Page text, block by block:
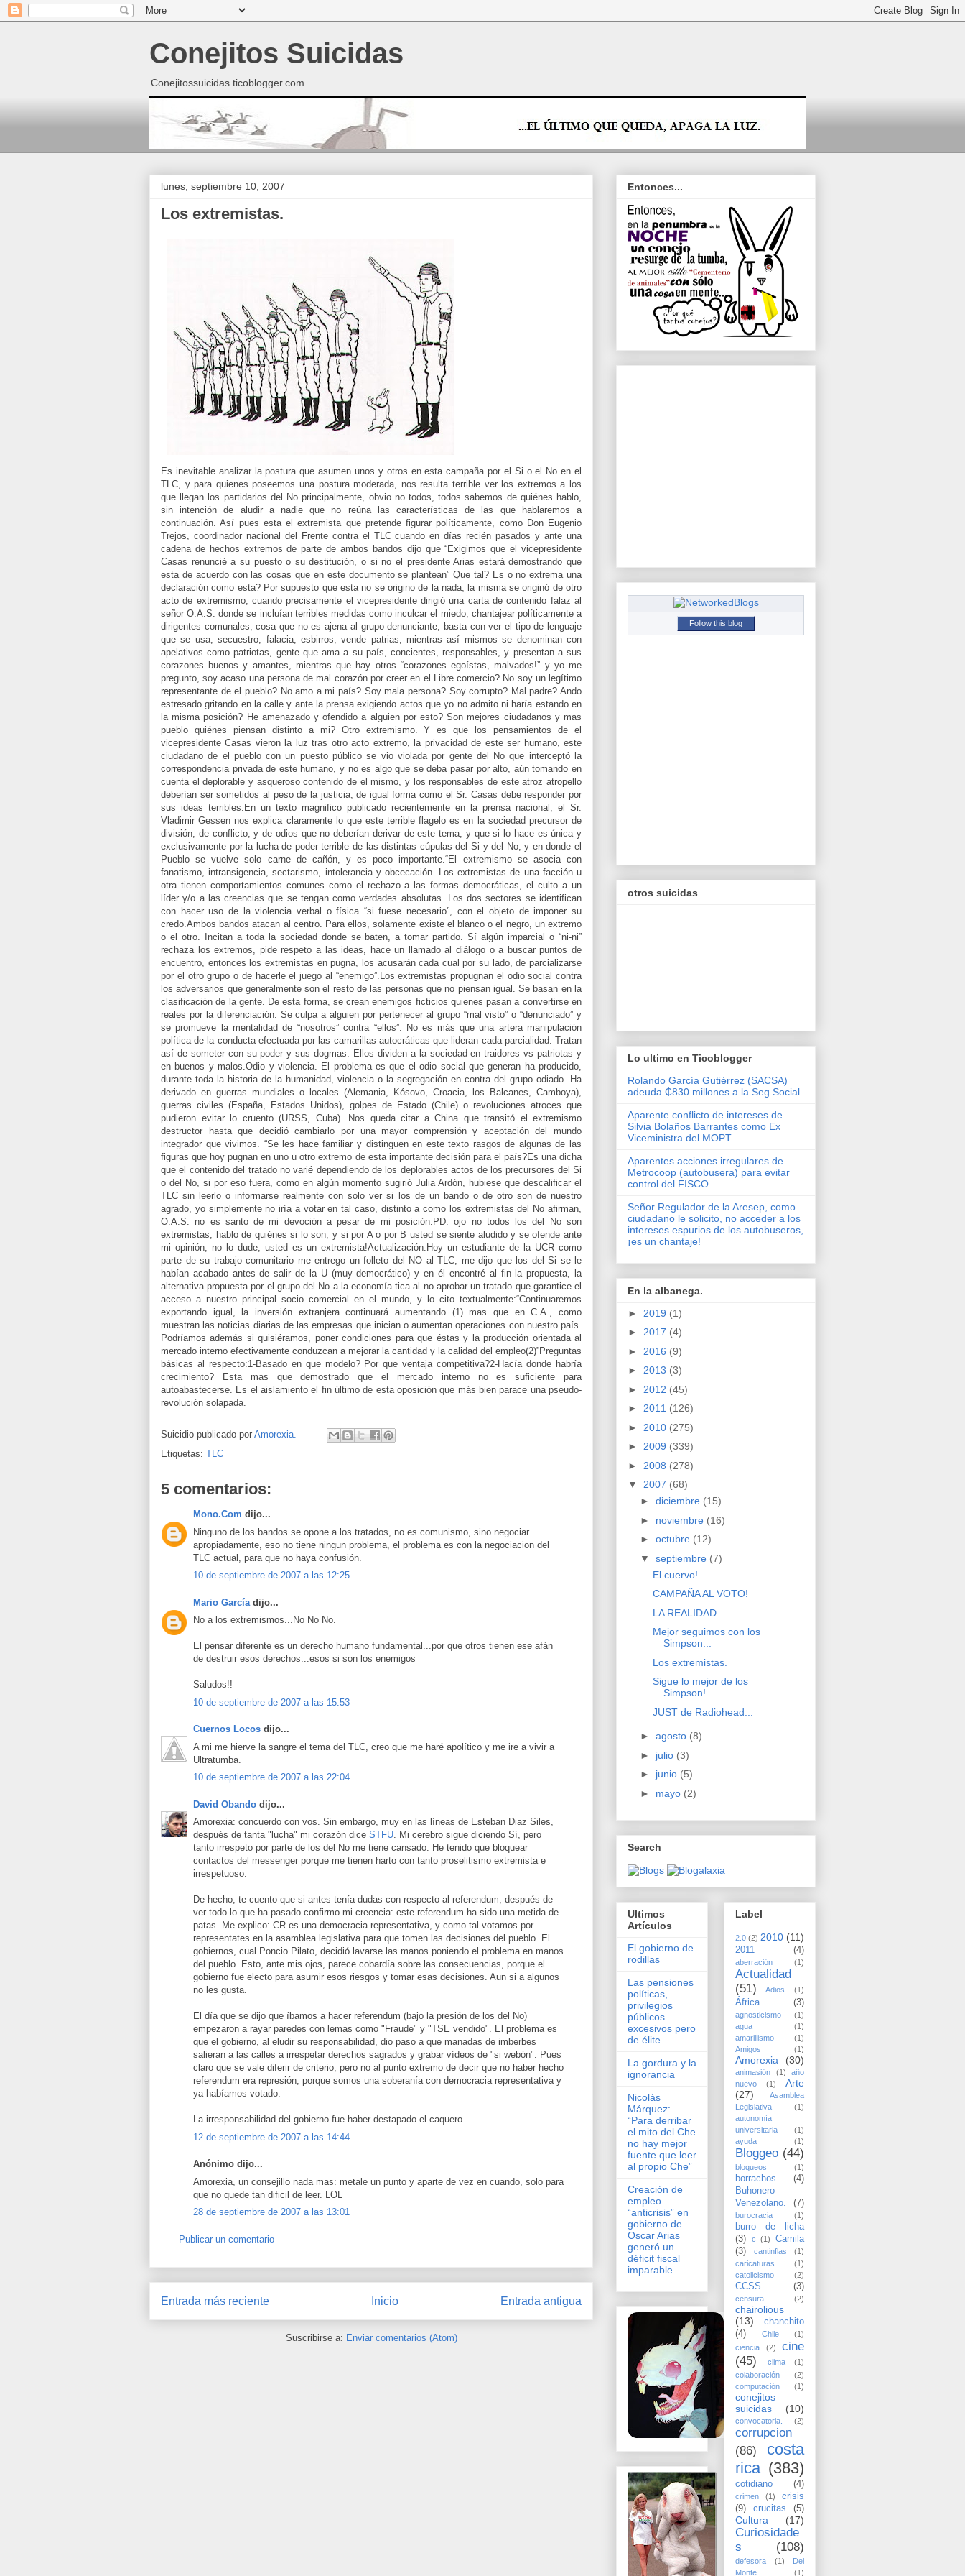
Conejitos Suicidas
Conejitossuicidas.ticoblogger.com
lunes, septiembre 10, 2007
Los extremistas.
Es inevitable analizar la postura que asumen unos y otros en esta campaña por el Si o el No en el
TLC, y para quienes poseemos una postura moderada, nos resulta terrible ver los extremos a los
que llegan los partidarios del No principalmente, obvio no todos, todos sabemos de quiénes hablo,
sin intención de aludir a nadie que no reúna las características de las que hablaremos a
continuación. Así pues esta el extremista que pretende figurar políticamente, como Don Eugenio
Trejos, coordinador nacional del Frente contra el TLC cuando en días recién pasados y ante una
cadena de hechos extremos de parte de ambos bandos dijo que “Exigimos que el vicepresidente
Casas renuncié a su puesto o su destitución, o si no el presidente Arias estará demostrando que
esta de acuerdo con las cosas que en este documento se plantean” Que tal? Es o no extrema una
declaración como esta? Por supuesto que esta no se origino de la nada, la misma se originó de otro
acto de extremismo, cuando precisamente el vicepresidente dirigió una carta de contenido falaz al
señor O.A.S. donde se incluían terribles medidas como inculcar el miedo, chantajear políticamente a
dirigentes comunales, cosa que no es ajena al grupo denunciante, basta con ver el tipo de lenguaje
que se usa, secuestro, falacia, esbirros, vende patrias, mientras así mismos se denominan con
apelativos como patriotas, gente que ama a su país, concientes, responsables, y presentan a sus
corazones buenos y amantes, mientras que hay otros “corazones egoístas, malvados!” y yo me
pregunto, soy acaso una persona de mal corazón por creer en el Libre comercio? No soy un legítimo
representante de el pueblo? No amo a mi país? Soy mala persona? Soy corrupto? Mal padre? Ando
estresado gritando en la calle y ante la prensa exigiendo actos que yo no admito ni haría estando en
la misma posición? He amenazado y ofendido a alguien por esto? Son mejores ciudadanos y mas
pueblo quiénes piensan distinto a mi? Otro extremismo. Y es que los pensamientos de el
vicepresidente Casas vieron la luz tras otro acto extremo, la privacidad de este ser humano, este
ciudadano de el pueblo con un puesto público se vio violada por gente del No que interceptó la
correspondencia privada de este humano, y no es algo que se deba pasar por alto, aún tomando en
cuenta el deplorable y asqueroso contenido de el mismo, y los responsables de este atroz atropello
deberían ser sometidos al peso de la justicia, de igual forma como el Sr. Casas debe responder por
sus ideas terribles.En un texto magnifico publicado recientemente en la prensa nacional, el Sr.
Vladimir Gessen nos explica claramente lo que este terrible flagelo es en la sociedad precursor de
división, de conflicto, y de odios que no deberían derivar de este tema, y que si lo hace es única y
exclusivamente por la lucha de poder terrible de las distintas cúpulas del Si y del No, y en donde el
Pueblo se vuelve solo carne de cañón, y es poco importante.“El extremismo se asocia con
fanatismo, intransigencia, sectarismo, intolerancia y obcecación. Los extremistas de una facción u
otra tienen comportamientos comunes como el rechazo a las formas democráticas, el culto a un
líder y/o a las creencias que se tengan como verdades absolutas. Los dos sectores se identifican
con hacer uso de la violencia verbal o física “si fuese necesario”, con el objeto de imponer su
credo.Ambos bandos atacan al centro. Para ellos, solamente existe el blanco o el negro, un extremo
o el otro. Incitan a toda la sociedad donde se baten, a tomar partido. Sí algún imparcial o “ni-ni”
rechaza los extremos, pide respeto a las ideas, hace un llamado al diálogo o a buscar puntos de
encuentro, entonces los extremistas en pugna, los acusarán cada cual por su lado, de parcializarse
por el otro grupo o de hacerle el juego al “enemigo”.Los extremistas propugnan el odio social contra
los adversarios que generalmente son el resto de las personas que no piensan igual. Se basan en la
clasificación de la gente. De esta forma, se crean enemigos ficticios quienes pasan a convertirse en
reales por la diferenciación. Se culpa a alguien por pertenecer al grupo “mal visto” o “denunciado” y
se promueve la mentalidad de “nosotros” contra “ellos”. No es más que una artera manipulación
política de la conducta efectuada por las camarillas autocráticas que lideran cada parcialidad. Tratan
así de someter con su poder y sus dogmas. Ellos dividen a la sociedad en traidores vs patriotas y
en buenos y malos.Odio y violencia. El problema es que el odio social que generan ha producido,
durante toda la historia de la humanidad, violencia o la segregación en contra del grupo odiado. Ha
derivado en guerras mundiales o locales (Alemania, Kósovo, Croacia, los Balcanes, Camboya),
guerras civiles (España, Estados Unidos), golpes de Estado (Chile) o revoluciones atroces que
pudieron evitar lo cruento (URSS, Cuba). Nos queda citar a China que transitó el extremismo
destructor hasta que decidió cambiarlo por una mayor comprensión y aceptación del mundo
integrador que vivimos. “Se les hace familiar y distinguen en este texto rasgos de algunas de las
figuras que hoy pugnan en uno u otro extremo de esta importante decisión para el país?Es una dicha
que el contenido del tratado no varié dependiendo de los deplorables actos de los precursores del Si
o del No, si por eso fuera, como en algún momento sugirió Julia Ardón, hubiese que descalificar el
TLC sin leerlo o informarse realmente con solo ver si los de un bando o de otro son de nuestro
agrado, yo simplemente no iría a votar en tal caso, distinto a como los extremistas del No afirman,
O.A.S. no es santo de mi devoción a pesar de mi posición.PD: ojo no todos los del No son
extremistas, hablo de quiénes si lo son, y si por A o por B usted se siente aludido y se ofende ante
mi opinión, no lo dude, usted es un extremista!Actualización:Hoy un estudiante de la UCR como
parte de su trabajo comunitario me entrego un folleto del NO al TLC, me dijo que los del Si se le
habían acabado antes de salir de la U (muy democrático) y en él encontré al fin la propuesta, la
alternativa propuesta por el grupo del No a la economía tica al no aprobar un tratado que garantice el
acceso a nuestro principal socio comercial en el mundo, y lo cito textualmente:“Continuaremos
exportando igual, la inversión extranjera continuará aumentando (1) mas que en C.A., como
muestran las noticias diarias de las empresas que inician o aumentan operaciones con nuestro país.
Podríamos además si quisiéramos, poner condiciones para que éstas y la producción orientada al
mercado interno efectivamente conduzcan a mejorar la cantidad y la calidad del empleo(2)”Preguntas
básicas al respecto:1-Basado en que modelo? Por que ventaja competitiva?2-Hacía donde habría
crecimiento? Esta mas que demostrado que el mercado interno no es suficiente para
autoabastecerse. Es el aislamiento el fin último de esta oposición que más bien parace una pseudo-
revolución solapada.
Suicidio publicado por Amorexia.
Etiquetas: TLC
5 comentarios:
Mono.Com dijo...
Ninguno de los bandos se opone a los tratados, no es comunismo, sino negociar
apropiadamente, eso no tiene ningun problema, el problema es con la negociacion del
TLC actual, para que no haya confusión.
10 de septiembre de 2007 a las 12:25
Mario García dijo...
No a los extremismos...No No No.
El pensar diferente es un derecho humano fundamental...por que otros tienen ese afán
de destruir esos derechos...esos si son los enemigos
Saludos!!
10 de septiembre de 2007 a las 15:53
Cuernos Locos dijo...
A mi me hierve la sangre el tema del TLC, creo que me haré apolítico y me ire a vivir a
Ultratumba.
10 de septiembre de 2007 a las 22:04
David Obando dijo...
Amorexia: concuerdo con vos. Sin embargo, muy en las líneas de Esteban Diaz Siles,
después de tanta "lucha" mi corazón dice STFU. Mi cerebro sigue diciendo Sí, pero
tanto irrespeto por parte de los del No me tiene cansado. He tenido que bloquear
contactos del messenger porque me tienen harto con tanto proselitismo extremista e
irrespetuoso.
De hecho, te cuento que si antes tenía dudas con respecto al referendum, después de
ver todo lo que ha pasado confirmo mi creencia: este referendum ha sido una metida de
patas. Me explico: CR es una democracia representativa, y como tal votamos por
representates en la asamblea legislativa para que tomen las decisiones del pueblo. El
gobiernos, cual Poncio Pilato, decidió lavarse las manos poniendo el problema en manos
del pueblo. Esto, ante mis ojos, parece cobardía sobre las consecuencias, porque el
gobierno fue electo para asumir esos riesgos y tomar esas decisiones. Aun si a algunos
no les gusta.
El día que se dijo que íbamos a hacer referendum (bajo la presión de los del No)
empezaron a rayar paredes con lemas como "Fraude" y "TSE vendido". El problema es
que el gobierno, al eludir su responsabilidad, dio paso a que manadas de imberbes
salieran a las calles a irrespetar derechos sagrados y grabar vídeos de "si webón". Pues
claro que se vale diferir de criterio, pero no al punto extremo de decir que no haber hecho
referendum era represión, porque somos una soberanía con democracia representativa y
ya habíamos votado.
La irresponsabilidad del gobierno fue haber destapado el caquero.
12 de septiembre de 2007 a las 14:44
Anónimo dijo...
Amorexia, un consejillo nada mas: metale un punto y aparte de vez en cuando, solo para
que no quede tan dificil de leer. LOL
28 de septiembre de 2007 a las 13:01
Publicar un comentario
Entrada más reciente Entrada antigua
Inicio
Suscribirse a: Enviar comentarios (Atom)
Entonces...
Follow this blog
otros suicidas
Lo ultimo en Ticoblogger
Rolando García Gutiérrez (SACSA)
adeuda ₵830 millones a la Seg Social.
Aparente conflicto de intereses de
Silvia Bolaños Barrantes como Ex
Viceministra del MOPT.
Aparentes acciones irregulares de
Metrocoop (autobusera) para evitar
control del FISCO.
Señor Regulador de la Aresep, como
ciudadano le solicito, no acceder a los
intereses espurios de los autobuseros,
¡es un chantaje!
En la albanega.
► 2019 (1)
► 2017 (4)
► 2016 (9)
► 2013 (3)
► 2012 (45)
► 2011 (126)
► 2010 (275)
► 2009 (339)
► 2008 (278)
▼ 2007 (68)
► diciembre (15)
► noviembre (16)
► octubre (12)
▼ septiembre (7)
El cuervo!
CAMPAÑA AL VOTO!
LA REALIDAD.
Mejor seguimos con los
Simpson...
Los extremistas.
Sigue lo mejor de los
Simpson!
JUST de Radiohead...
► agosto (8)
► julio (3)
► junio (5)
► mayo (2)
Search
Ultimos
Artículos
El gobierno de
rodillas
Las pensiones
políticas,
privilegios
públicos
excesivos pero
de élite.
La gordura y la
ignorancia
Nicolás
Márquez:
“Para derribar
el mito del Che
no hay mejor
fuente que leer
al propio Che”
Creación de
empleo
“anticrisis” en
gobierno de
Oscar Arias
generó un
déficit fiscal
imparable
Label
2.0 (2) 2010 (11)
2011 (4)
aberración (1)
Actualidad
(51)
Adios. (1)
África (3)
agnosticismo
(1)
agua
(1)
amarillismo
(1)
Amigos
(1)
Amorexia (30)
animasión (1)
año
nuevo
(1)
Arte
(27)
Asamblea
Legislativa
(1)
autonomía
universitaria
(1)
ayuda
(1)
Bloggeo (44)
bloqueos (1)
borrachos
(4)
Buhonero
Venezolano.
(7)
burocracia (1)
burro de licha
(3)
c (1)
Camila
(3)
cantinflas
(1)
caricaturas
(1)
catolicismo
(2)
CCSS (3)
censura (2)
chairolious
(13)
chanchito
(4)
Chile
(1)
ciencia
(2)
cine
(45)
clima
(1)
colaboración
(2)
computación
(1)
conejitos
suicidas
(10)
convocatoria. (2)
corrupcion
(86)
costa
rica (383)
cotidiano (4)
crimen (1)
crisis
(9)
crucitas (5)
Cultura (17)
Curiosidade
s
(108)
defesora (1)
Del
Monte
(1)